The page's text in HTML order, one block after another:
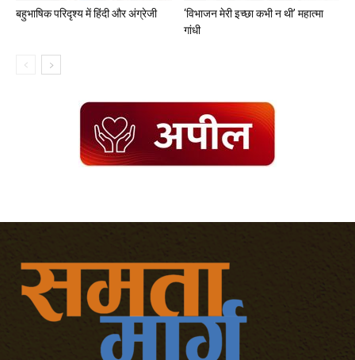
बहुभाषिक परिदृश्य में हिंदी और अंग्रेजी
‘विभाजन मेरी इच्छा कभी न थी’ महात्मा
गांधी